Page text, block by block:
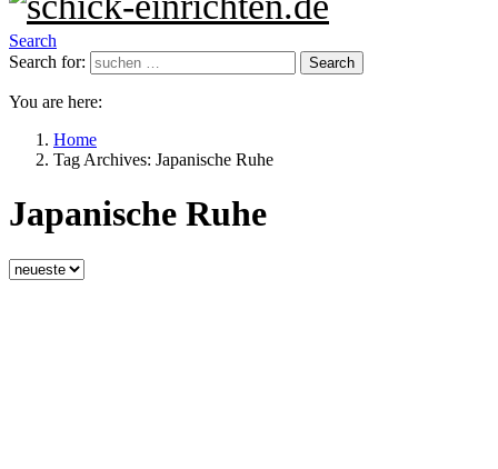
Search
Search for:
Search
You are here:
Home
Tag Archives: Japanische Ruhe
Japanische Ruhe